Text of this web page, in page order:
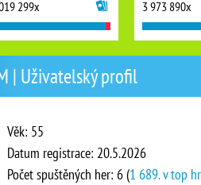
| Uživatelský profil
Věk: 55
Datum registrace: 20.5.2026
Počet spuštěných her: 6 (1 689. v top
299x 3 973 890x